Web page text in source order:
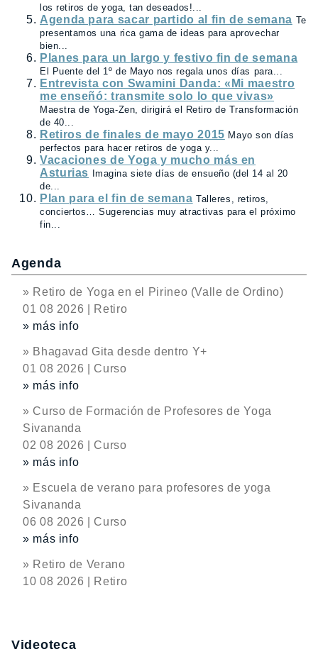
los retiros de yoga, tan deseados!...
Agenda para sacar partido al fin de semana Te
presentamos una rica gama de ideas para aprovechar
bien...
Planes para un largo y festivo fin de semana
El Puente del 1º de Mayo nos regala unos días para...
Entrevista con Swamini Danda: «Mi maestro
me enseñó: transmite solo lo que vivas»
Maestra de Yoga-Zen, dirigirá el Retiro de Transformación
de 40...
Retiros de finales de mayo 2015 Mayo son días
perfectos para hacer retiros de yoga y...
Vacaciones de Yoga y mucho más en
Asturias Imagina siete días de ensueño (del 14 al 20
de...
Plan para el fin de semana Talleres, retiros,
conciertos… Sugerencias muy atractivas para el próximo
fin...
Agenda
» Retiro de Yoga en el Pirineo (Valle de Ordino)
01 08 2026 | Retiro
» más info
» Bhagavad Gita desde dentro Y+
01 08 2026 | Curso
» más info
» Curso de Formación de Profesores de Yoga
Sivananda
02 08 2026 | Curso
» más info
» Escuela de verano para profesores de yoga
Sivananda
06 08 2026 | Curso
» más info
» Retiro de Verano
10 08 2026 | Retiro
Videoteca